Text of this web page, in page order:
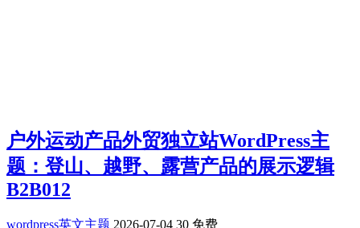
户外运动产品外贸独立站WordPress主
题：登山、越野、露营产品的展示逻辑
B2B012
wordpress英文主题 2026-07-04 30 免费